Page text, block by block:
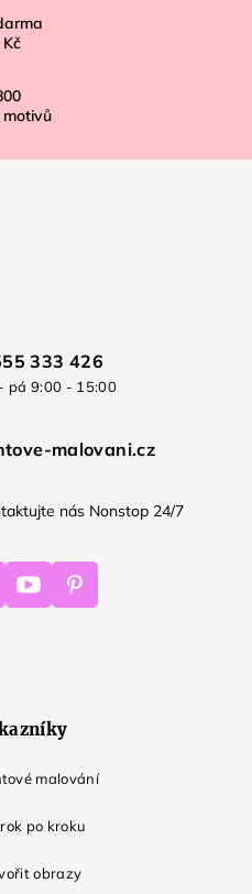
333 426
pá 9:00 - 15:00
malovani.cz
nás Nonstop 24/7
Youtube Pinterest
malování
po kroku
obrazy